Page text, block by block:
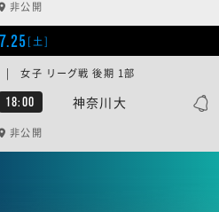
非公開
[土]
18:00 神奈川大
| 女子 リーグ戦 後期 1部
非公開